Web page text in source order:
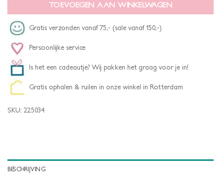
TOEVOEGEN AAN WINKELWAGEN
Gratis verzonden vanaf 75,- (sale vanaf 150,-)
Persoonlijke service
Is het een cadeautje? Wij pakken het graag voor je in!
Gratis ophalen & ruilen in onze winkel in Rotterdam
SKU: 225034
BESCHRIJVING